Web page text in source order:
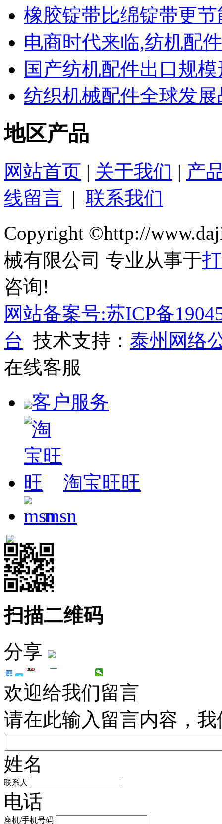
橡胶锭带比绵锭带更节
电商时代来临,纺机配
国产纺机配件出口规
纺织机械配件全球发
地区产品
网站首页 | 关于我们 | 产
线留言 | 联系我们
Copyright ©http://
械有限公司 专业从事于
咨询!
网站备案号:苏ICP备
台 技术支持： 泰州网络
在线客服
客户服务
淘宝旺旺
msn
扫描二维码
分享
欢迎给我们留言
请在此输入留言内容，
姓名
联系人
电话
座机/手机号码